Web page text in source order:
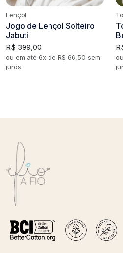
Lençol
Jogo de Lençol Solteiro
Jabuti
R$ 399,00
ou em até 6x de R$ 66,50 sem
juros